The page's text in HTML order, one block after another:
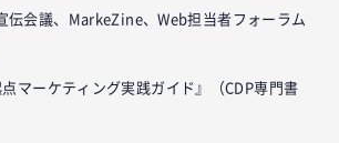
会議、MarkeZine、Web担当者フォーラム
マーケティング実践ガイド』（CDP専門書